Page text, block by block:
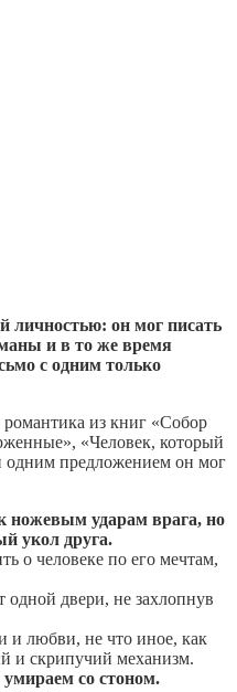
личностью: он мог писать
и в то же время
с одним только
романтика из книг «Собор
«Человек, который
одним предложением он мог
ножевым ударам врага, но
укол друга.
о человеке по его мечтам,
одной двери, не захлопнув
и любви, не что иное, как
и скрипучий механизм.
со стоном.